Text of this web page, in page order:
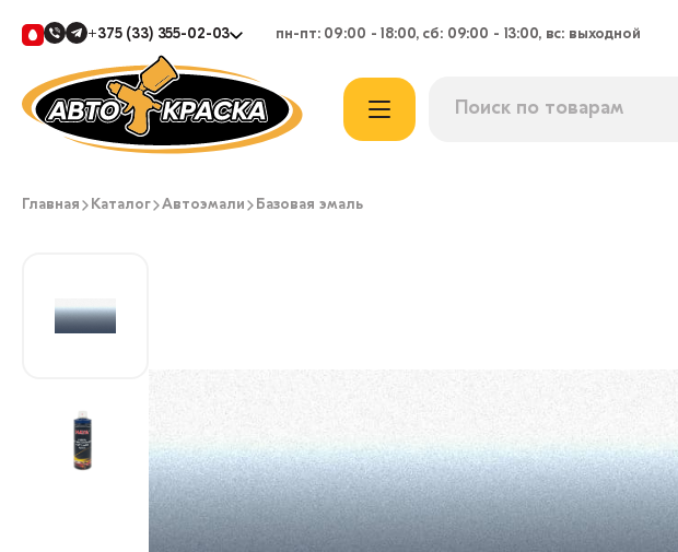
+375 (33) 355-02-03 пн-пт: 09:00 - 18:00, сб: 09:00 - 13:00, вс: выходной
Главная Каталог Автоэмали Базовая эмаль